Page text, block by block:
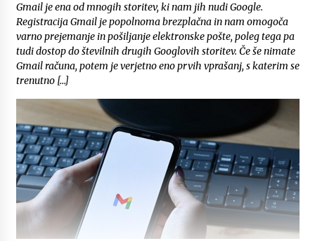
Gmail je ena od mnogih storitev, ki nam jih nudi Google.
Registracija Gmail je popolnoma brezplačna in nam omogoča
varno prejemanje in pošiljanje elektronske pošte, poleg tega pa
tudi dostop do številnih drugih Googlovih storitev. Če še nimate
Gmail računa, potem je verjetno eno prvih vprašanj, s katerim se
trenutno […]